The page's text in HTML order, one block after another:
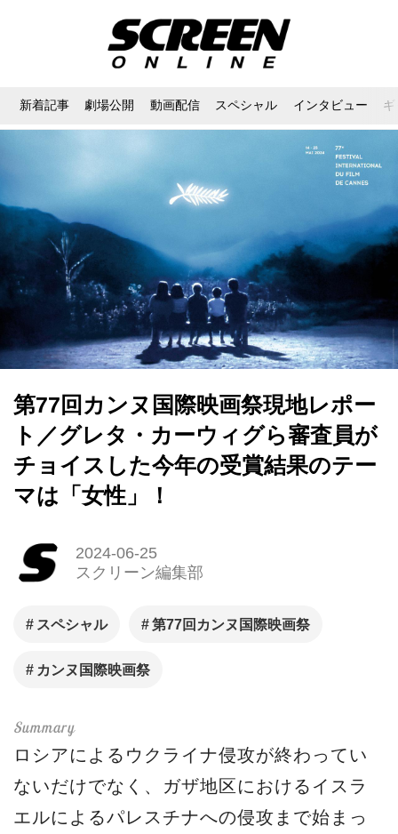
新着記事 劇場公開 動画配信 スペシャル インタビュー
第77回カンヌ国際映画祭現地レポー
ト／グレタ・カーウィグら審査員が
チョイスした今年の受賞結果のテー
マは「女性」！
2024-06-25
スクリーン編集部
スペシャル 第77回カンヌ国際映画祭
カンヌ国際映画祭
ロシアによるウクライナ侵攻が終わってい
ないだけでなく、ガザ地区におけるイスラ
エルによるパレスチナへの侵攻まで始まっ